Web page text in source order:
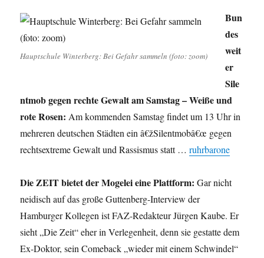
Hauptschule Winterberg: Bei Gefahr sammeln (foto: zoom)
Bun
des
weit
er
Sile
ntmob gegen rechte Gewalt am Samstag – Weiße und
rote Rosen: Am kommenden Samstag findet um 13 Uhr in
mehreren deutschen Städten ein â€žSilentmobâ€œ gegen
rechtsextreme Gewalt und Rassismus statt …ruhrbarone
Die ZEIT bietet der Mogelei eine Plattform: Gar nicht
neidisch auf das große Guttenberg-Interview der
Hamburger Kollegen ist FAZ-Redakteur Jürgen Kaube. Er
sieht „Die Zeit“ eher in Verlegenheit, denn sie gestatte dem
Ex-Doktor, sein Comeback „wieder mit einem Schwindel“